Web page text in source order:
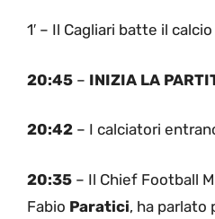
1′ – Il Cagliari batte il calcio
20:45 – INIZIA LA
20:42 – I calciatori
20:35 – Il Chief Football
Fabio Paratici, ha parlato